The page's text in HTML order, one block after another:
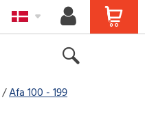
Afa 100 - 199